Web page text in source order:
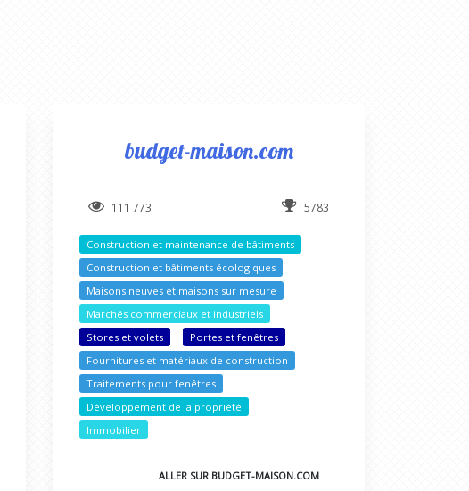
budget-maison.com
111 773 5783
Construction et maintenance de bâtiments
Construction et bâtiments écologiques
Maisons neuves et maisons sur mesure
Marchés commerciaux et industriels
Stores et volets
Portes et fenêtres
Fournitures et matériaux de construction
Traitements pour fenêtres
Développement de la propriété
Immobilier
ALLER SUR BUDGET-MAISON.COM